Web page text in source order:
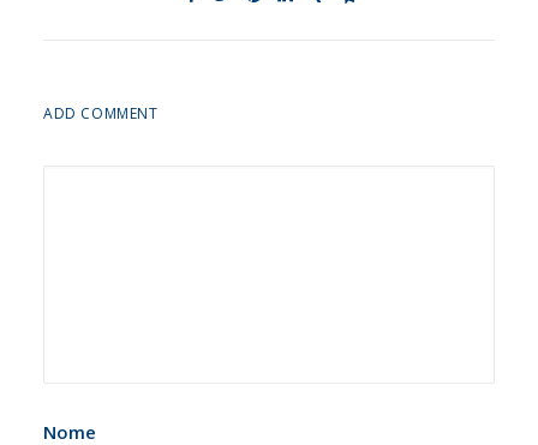
ADD COMMENT
Nome